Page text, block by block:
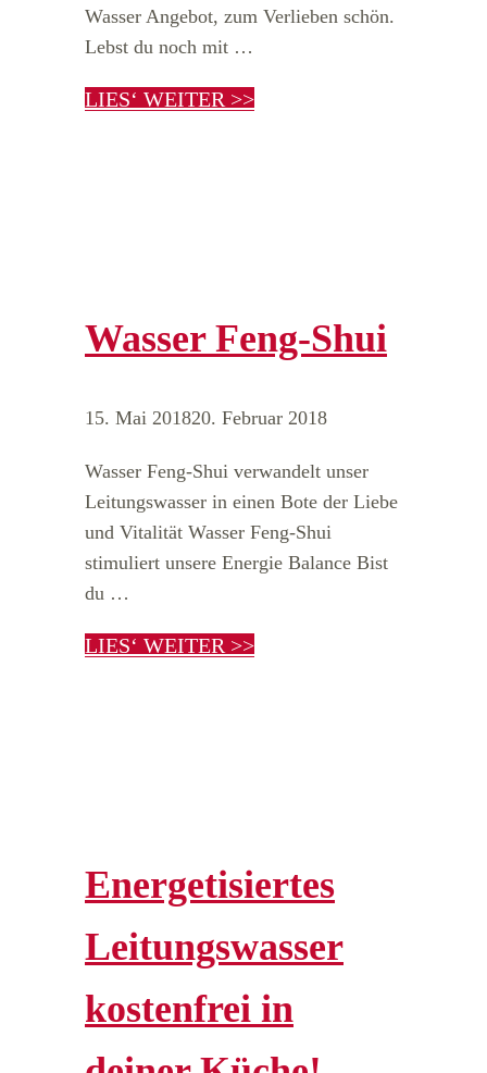
Wasser Angebot, zum Verlieben schön.
Lebst du noch mit …
LIES‘ WEITER >>
Wasser Feng-Shui
15. Mai 201820. Februar 2018
Wasser Feng-Shui verwandelt unser
Leitungswasser in einen Bote der Liebe
und Vitalität Wasser Feng-Shui
stimuliert unsere Energie Balance Bist
du …
LIES‘ WEITER >>
Energetisiertes
Leitungswasser
kostenfrei in